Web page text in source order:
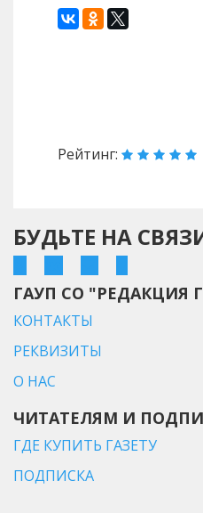
Рейтинг:
БУДЬТЕ НА
ГАУП СО "РЕДАКЦИЯ
КОНТАКТЫ
РЕКВИЗИТЫ
О НАС
ЧИТАТЕЛЯМ И
ГДЕ КУПИТЬ ГАЗЕТУ
ПОДПИСКА